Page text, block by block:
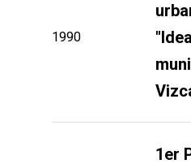
1990
1er